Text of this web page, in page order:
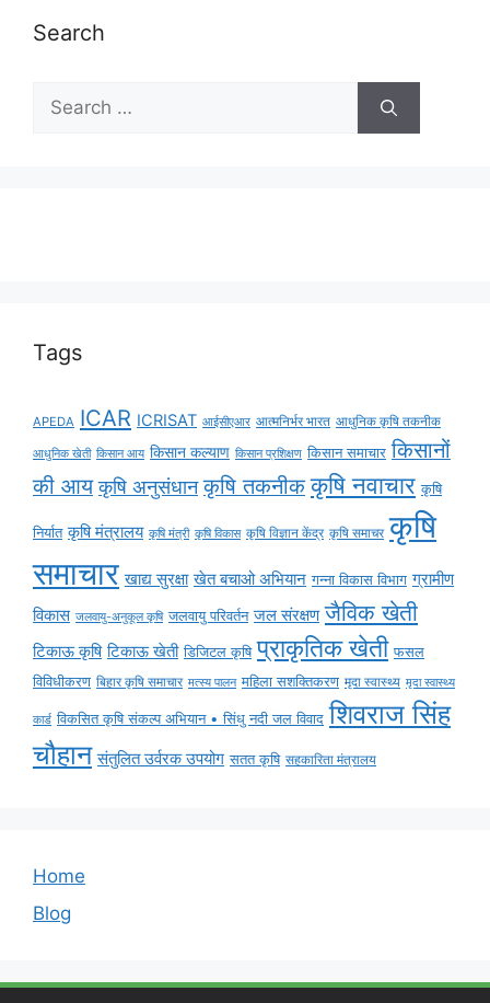
Search
Tags
APEDA ICAR ICRISAT आईसीएआर आत्मनिर्भर भारत आधुनिक कृषि तकनीक
आधुनिक खेती किसान आय किसान कल्याण किसान प्रशिक्षण किसान समाचार किसानों
की आय कृषि अनुसंधान कृषि तकनीक कृषि नवाचार कृषि
निर्यात कृषि मंत्रालय कृषि मंत्री कृषि विकास कृषि विज्ञान केंद्र कृषि समाचर कृषि
समाचार खाद्य सुरक्षा खेत बचाओ अभियान गन्ना विकास विभाग ग्रामीण
विकास जलवायु-अनुकूल कृषि जलवायु परिवर्तन जल संरक्षण जैविक खेती
टिकाऊ कृषि टिकाऊ खेती डिजिटल कृषि प्राकृतिक खेती फसल
विविधीकरण बिहार कृषि समाचार मत्स्य पालन महिला सशक्तिकरण मृदा स्वास्थ्य मृदा स्वास्थ्य
कार्ड विकसित कृषि संकल्प अभियान • सिंधु नदी जल विवाद शिवराज सिंह
चौहान संतुलित उर्वरक उपयोग सतत कृषि सहकारिता मंत्रालय
Home
Blog